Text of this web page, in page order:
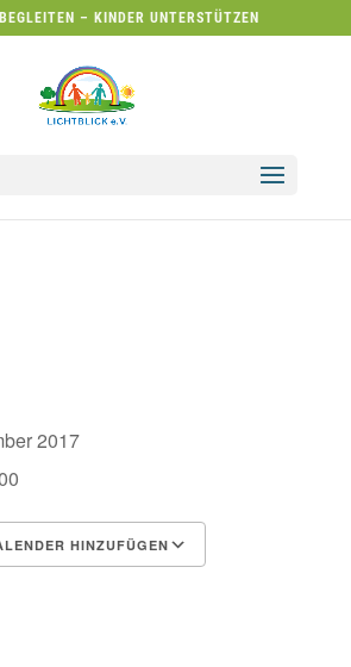
– KINDER UNTERSTÜTZEN
2017
HINZUFÜGEN